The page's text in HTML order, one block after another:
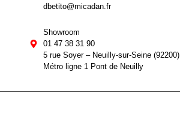
dbetito@micadan.fr
Showroom
01 47 38 31 90
5 rue Soyer – Neuilly-sur-Seine (92200)
Métro ligne 1 Pont de Neuilly